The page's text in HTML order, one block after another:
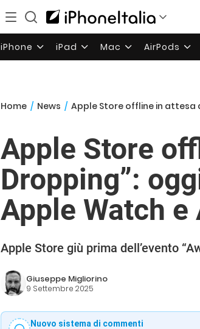
iPhone iPad Mac AirPods
Home / News / Apple Store offline in attesa
Apple Store
Dropping”:
Apple Watch
Apple Store giù prima dell’evento
Giuseppe Migliorino
9 Settembre 2025
Nuovo sistema di commenti